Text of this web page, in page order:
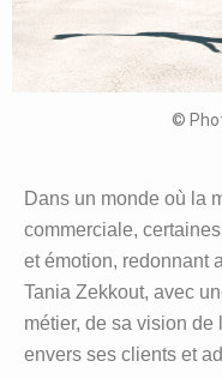
©
Dans un monde où la
commerciale,
et émotion, redonnant
Tania Zekkout, avec
métier, de sa vision
envers ses clients et